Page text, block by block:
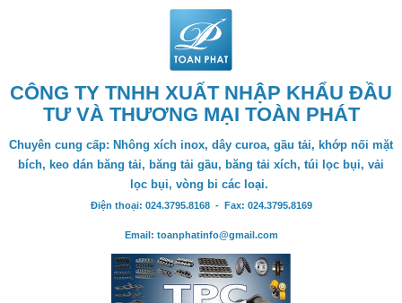
CÔNG TY TNHH XUẤT NHẬP KHẨU ĐẦU
TƯ VÀ THƯƠNG MẠI TOÀN PHÁT
Chuyên cung cấp: Nhông xích inox, dây curoa, gầu tải, khớp nối mặt
bích, keo dán băng tải, băng tải gầu, băng tải xích, túi lọc bụi, vải
lọc bụi, vòng bi các loại.
Điện thoại: 024.3795.8168 - Fax: 024.3795.8169
Email: toanphatinfo@gmail.com